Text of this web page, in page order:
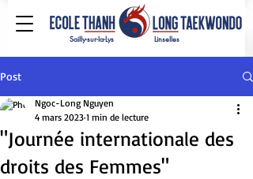
Sailly-sur-la-Lys Linselles
Post
"Journée internationale des
droits des Femmes"
Ngoc-Long Nguyen
4 mars 2023 1 min de lecture